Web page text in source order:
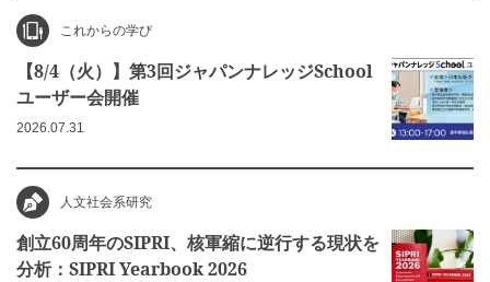
これからの学び
【8/4（火）】第3回ジャパンナレッジSchool
ユーザー会開催
2026.07.31
人文社会系研究
創立60周年のSIPRI、核軍縮に逆行する現状を
分析：SIPRI Yearbook 2026